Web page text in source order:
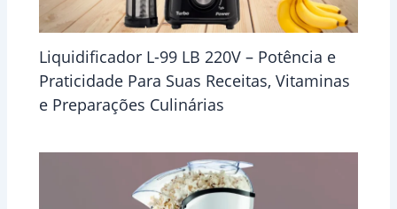
Liquidificador L-99 LB 220V – Potência e
Praticidade Para Suas Receitas, Vitaminas
e Preparações Culinárias